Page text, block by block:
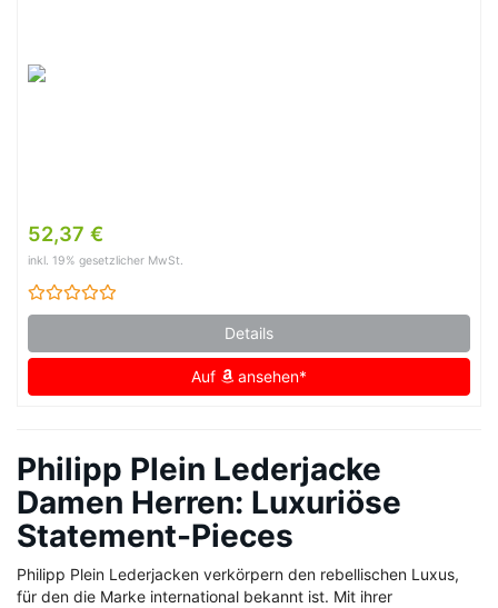
52,37 €
inkl. 19% gesetzlicher MwSt.
Details
Auf ansehen*
Philipp Plein Lederjacke
Damen Herren: Luxuriöse
Statement-Pieces
Philipp Plein Lederjacken verkörpern den rebellischen Luxus,
für den die Marke international bekannt ist. Mit ihrer